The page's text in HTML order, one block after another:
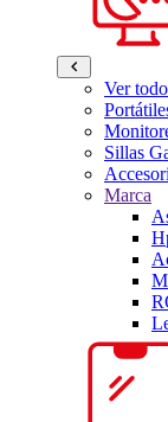
Ver
Sillas
Marca